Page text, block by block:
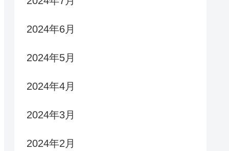
2024年6月
2024年5月
2024年4月
2024年3月
2024年2月